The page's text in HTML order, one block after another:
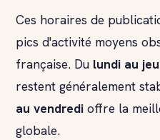
Ces horaires de
pics d'activité moyens
française. Du lundi au
restent généralement
au vendredi offre la
globale.